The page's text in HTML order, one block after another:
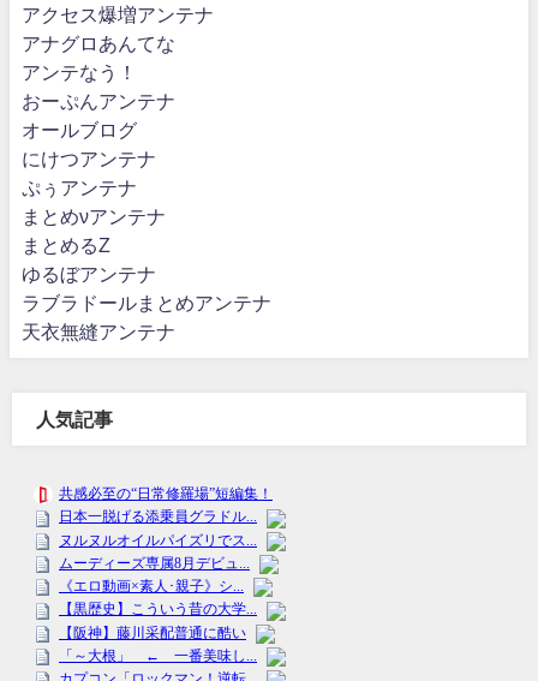
アクセス爆増アンテナ
アナグロあんてな
アンテなう！
おーぷんアンテナ
オールブログ
にけつアンテナ
ぷぅアンテナ
まとめνアンテナ
まとめるZ
ゆるぼアンテナ
ラブラドールまとめアンテナ
天衣無縫アンテナ
人気記事